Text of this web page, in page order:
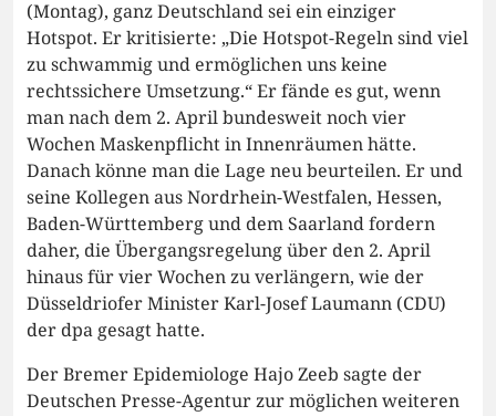
(Montag), ganz Deutschland sei ein einziger
Hotspot. Er kritisierte: „Die Hotspot-Regeln sind viel
zu schwammig und ermöglichen uns keine
rechtssichere Umsetzung.“ Er fände es gut, wenn
man nach dem 2. April bundesweit noch vier
Wochen Maskenpflicht in Innenräumen hätte.
Danach könne man die Lage neu beurteilen. Er und
seine Kollegen aus Nordrhein-Westfalen, Hessen,
Baden-Württemberg und dem Saarland fordern
daher, die Übergangsregelung über den 2. April
hinaus für vier Wochen zu verlängern, wie der
Düsseldriofer Minister Karl-Josef Laumann (CDU)
der dpa gesagt hatte.
Der Bremer Epidemiologe Hajo Zeeb sagte der
Deutschen Presse-Agentur zur möglichen weiteren